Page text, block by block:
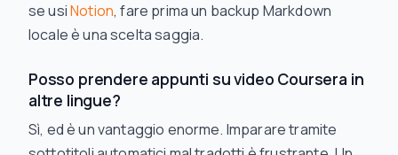
se usiNotion, fare prima un backup Markdown
locale è una scelta saggia.
Posso prendere appunti su video Coursera in
altre lingue?
Sì, ed è un vantaggio enorme. Imparare tramite